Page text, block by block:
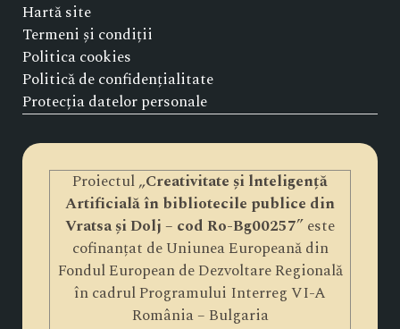
Hartă site
Termeni și condiții
Politica cookies
Politică de confidențialitate
Protecția datelor personale
Proiectul „Creativitate și lnteligență
Artificială în bibliotecile publice din
Vratsa și Dolj – cod Ro-Bg00257” este
cofinanțat de Uniunea Europeană din
Fondul European de Dezvoltare Regională
în cadrul Programului Interreg VI-A
România – Bulgaria